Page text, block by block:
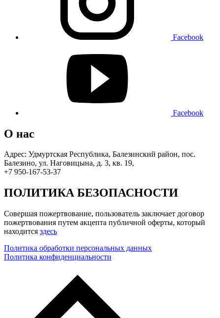
Facebook
Facebook
О нас
Адрес: Удмуртская Республика, Балезинский район, пос.
Балезино, ул. Наговицына, д. 3, кв. 19,
+7 950-167-53-37
ПОЛИТИКА БЕЗОПАСНОСТИ
Совершая пожертвование, пользователь заключает договор
пожертвования путем акцепта публичной оферты, который
находится здесь
Политика обработки персональных данных
Политика конфиденциальности